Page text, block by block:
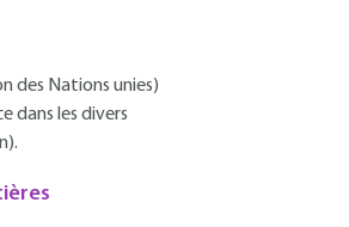
des Nations unies)
dans les divers